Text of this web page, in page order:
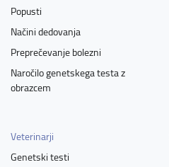
Popusti
Načini dedovanja
Preprečevanje bolezni
Naročilo genetskega testa z
obrazcem
Veterinarji
Genetski testi